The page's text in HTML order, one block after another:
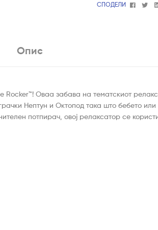
СПОДЕЛИ
Опис
Оваа забава на тематскиот
Нептун и Октопод така што бебето
потпирач, овој релаксатор се